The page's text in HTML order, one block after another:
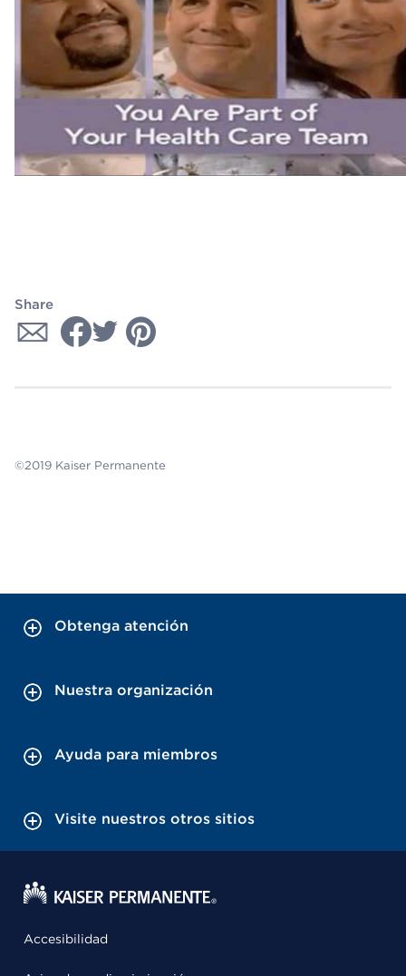
Share
©2019 Kaiser Permanente
Obtenga atención
Nuestra organización
Ayuda para miembros
Visite nuestros otros sitios
Accesibilidad